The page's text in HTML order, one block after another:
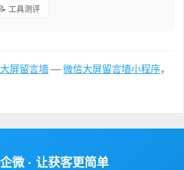
工具测评
屏留言墙 — 微信大屏留言墙小程序，
微 · 让获客更简单